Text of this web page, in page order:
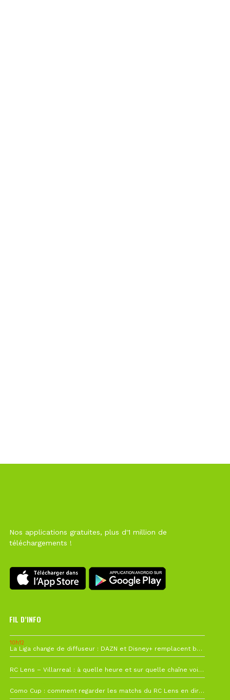
Nos applications gratuites, plus d'1 million de
téléchargements !
FIL D’INFO
10h12
La Liga change de diffuseur : DAZN et Disney+ remplacent beIN Sports !
RC Lens – Villarreal : à quelle heure et sur quelle chaîne voir la finale de la Como Cup ?
Como Cup : comment regarder les matchs du RC Lens en direct ?